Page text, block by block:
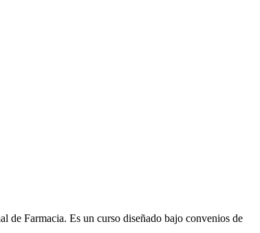
de Farmacia. Es un curso diseñado bajo convenios de